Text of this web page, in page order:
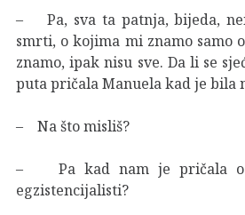
– Pa, sva ta patnja, bijeda,
smrti, o kojima mi znamo samo
znamo, ipak nisu sve. Da li se
puta pričala Manuela kad je bila
– Na što misliš?
– Pa kad nam je pričala o
egzistencijalisti?